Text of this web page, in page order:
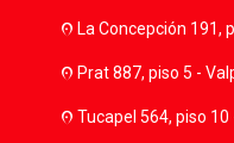
location_onLa Concepción 191,
location_onPrat 887, piso 5 -
location_onTucapel 564, piso 10